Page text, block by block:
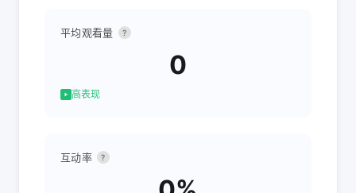
平均观看量 ?
0
高表现
互动率 ?